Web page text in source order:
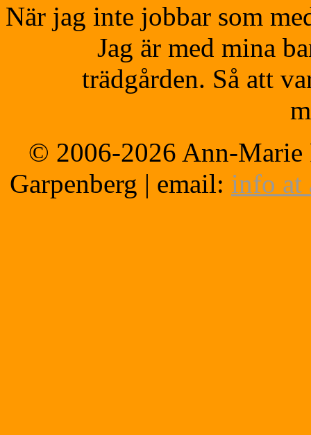
När jag inte jobbar som
Jag är med mina
trädgården. Så att
© 2006-2026 Ann-Marie
Garpenberg | email: info at